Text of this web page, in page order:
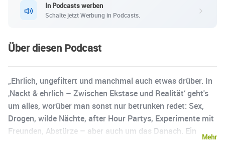
In Podcasts werben
Schalte jetzt Werbung in Podcasts.
Über diesen Podcast
„Ehrlich, ungefiltert und manchmal auch etwas drüber. In
‚Nackt & ehrlich – Zwischen Ekstase und Realität‘ geht's
um alles, worüber man sonst nur betrunken redet: Sex,
Drogen, wilde Nächte, after Hour Partys, Experimente mit
Freunden, Abstürze – aber auch um das Danach. Ein
Mehr